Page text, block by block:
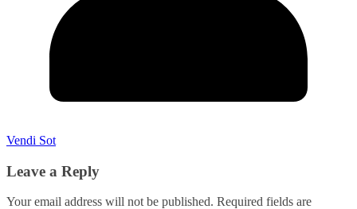
Vendi Sot
Leave a Reply
Your email address will not be published. Required fields are